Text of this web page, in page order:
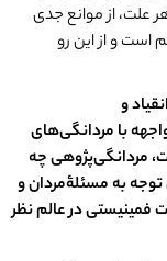
علت، از موانع جدی
است و از این رو
و
با مردانگیهای
مردانگیپژوهی چه
به مسئلۀمردان و
فمینیستی در عالم نظر